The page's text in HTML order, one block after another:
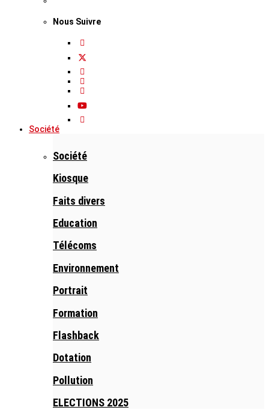
Nous Suivre
Société
Société
Kiosque
Faits divers
Education
Télécoms
Environnement
Portrait
Formation
Flashback
Dotation
Pollution
ELECTIONS 2025